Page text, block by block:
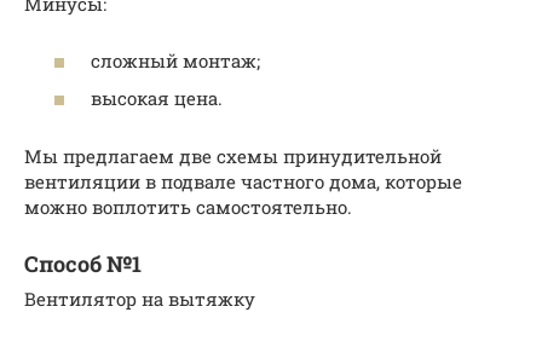
сложный монтаж;
высокая цена.
Мы предлагаем две схемы принудительной
вентиляции в подвале частного дома, которые
можно воплотить самостоятельно.
Способ №1
Вентилятор на вытяжку